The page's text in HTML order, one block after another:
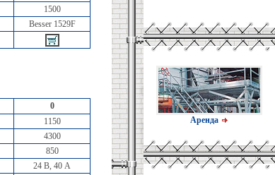
1500
Besser 1529F
0
1150
4300
850
24 В, 40 А
Аренда